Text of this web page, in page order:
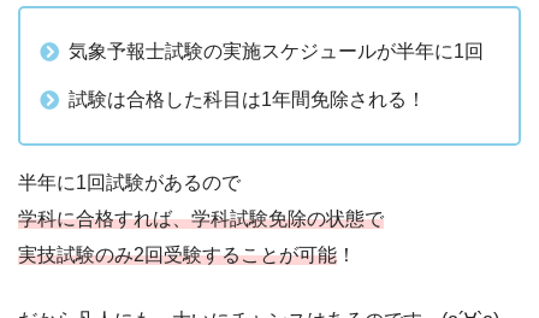
気象予報士試験の実施スケジュールが半年に1回
試験は合格した科目は1年間免除される！
半年に1回試験があるので
学科に合格すれば、学科試験免除の状態で
実技試験のみ2回受験することが可能 ！